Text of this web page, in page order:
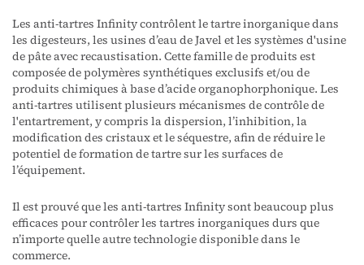
Les anti-tartres Infinity contrôlent le tartre inorganique dans
les digesteurs, les usines d’eau de Javel et les systèmes d'usine
de pâte avec recaustisation. Cette famille de produits est
composée de polymères synthétiques exclusifs et/ou de
produits chimiques à base d’acide organophorphonique. Les
anti-tartres utilisent plusieurs mécanismes de contrôle de
l'entartrement, y compris la dispersion, l’inhibition, la
modification des cristaux et le séquestre, afin de réduire le
potentiel de formation de tartre sur les surfaces de
l’équipement.
Il est prouvé que les anti-tartres Infinity sont beaucoup plus
efficaces pour contrôler les tartres inorganiques durs que
n’importe quelle autre technologie disponible dans le
commerce.